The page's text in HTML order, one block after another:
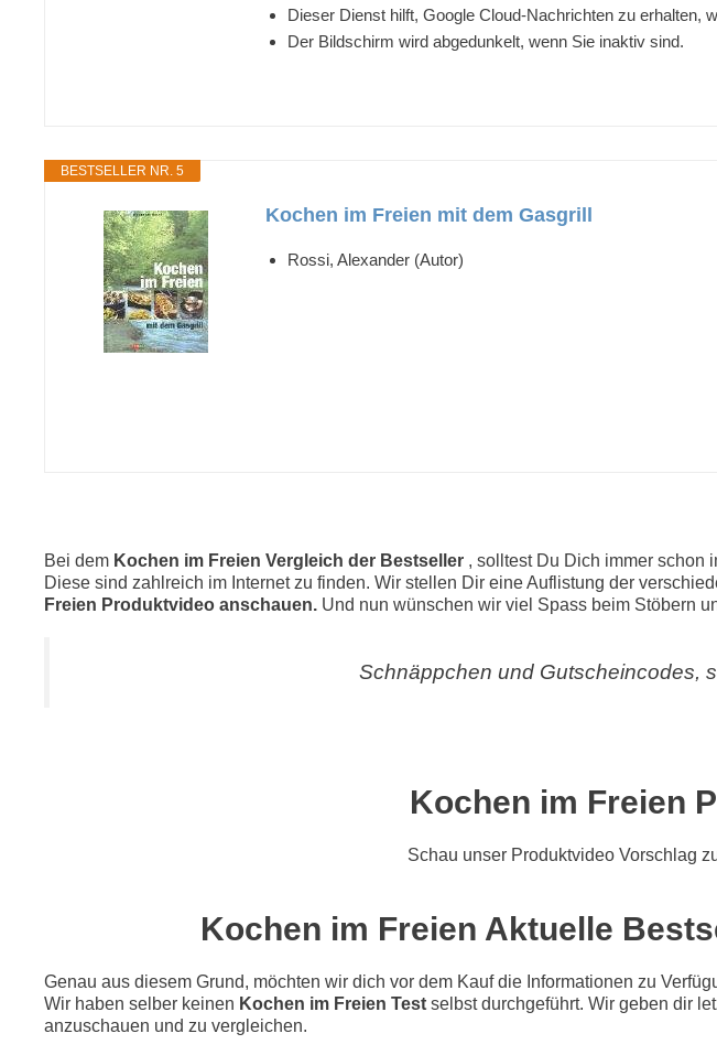
Dieser Dienst hilft, Google Cloud-Nachrichten zu erhalten,
Der Bildschirm wird abgedunkelt, wenn Sie inaktiv sind.
BESTSELLER NR. 5
Kochen im Freien mit dem Gasgrill
Rossi, Alexander (Autor)
Bei dem Kochen im Freien Vergleich der Bestseller , solltest Du Dich immer schon
Diese sind zahlreich im Internet zu finden. Wir stellen Dir eine Auflistung der
Freien Produktvideo anschauen. Und nun wünschen wir viel Spass beim Stöbern
Schnäppchen und Gutscheincodes,
Kochen im Freien
Schau unser Produktvideo Vorschlag
Kochen im Freien Aktuelle
Genau aus diesem Grund, möchten wir dich vor dem Kauf die Informationen zu
Wir haben selber keinen Kochen im Freien Test selbst durchgeführt. Wir geben dir
anzuschauen und zu vergleichen.